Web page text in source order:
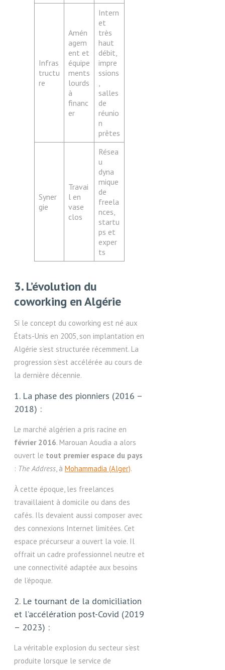
Infras
tructu
re
Amén
agem
ent et
équipe
ments
lourds
à
financ
er
Intern
et
très
haut
débit,
impre
ssions
,
salles
de
réunio
n
prêtes
Syner
gie
Travai
l en
vase
clos
Résea
u
dyna
mique
de
freela
nces,
startu
ps et
exper
ts
3. L’évolution du
coworking en Algérie
Si le concept du coworking est né aux
États-Unis en 2005, son implantation en
Algérie s’est structurée récemment. La
progression s’est accélérée au cours de
la dernière décennie.
1. La phase des pionniers (2016 –
2018) :
Le marché algérien a pris racine en
février 2016. Marouan Aoudia a alors
ouvert le tout premier espace du pays
: The Address, à Mohammadia (Alger).
À cette époque, les freelances
travaillaient à domicile ou dans des
cafés. Ils devaient aussi composer avec
des connexions Internet limitées. Cet
espace précurseur a ouvert la voie. Il
offrait un cadre professionnel neutre et
une connectivité adaptée aux besoins
de l’époque.
2. Le tournant de la domiciliation
et l’accélération post-Covid (2019
– 2023) :
La véritable explosion du secteur s’est
produite lorsque le service de